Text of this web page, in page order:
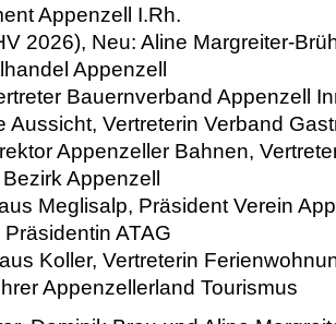
Appenzell I.Rh.
2026), Neu: Aline Margreiter-
Appenzell
Bauernverband Appenzell
Aussicht, Vertreterin Verband
Appenzeller Bahnen,
Appenzell
Meglisalp, Präsident Verein
ATAG
Koller, Vertreterin
Appenzellerland Tourismus